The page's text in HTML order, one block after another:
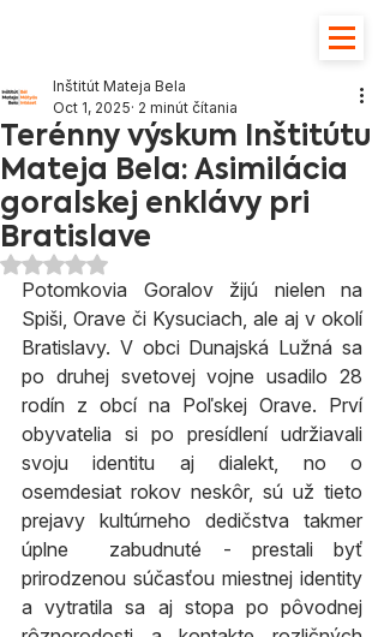
Terénny výskum Inštitútu
Mateja Bela: Asimilácia
goralskej enklávy pri
Bratislave
Inštitút Mateja Bela
Oct 1, 2025 2 minút čítania
Hodnotenie NaN z 5 hviezdičiek.
Potomkovia Goralov žijú nielen na
Spiši, Orave či Kysuciach, ale aj v okolí
Bratislavy. V obci Dunajská Lužná sa
po druhej svetovej vojne usadilo 28
rodín z obcí na Poľskej Orave. Prví
obyvatelia si po presídlení udržiavali
svoju identitu aj dialekt, no o
osemdesiat rokov neskôr, sú už tieto
prejavy kultúrneho dedičstva takmer
úplne  zabudnuté - prestali byť
prirodzenou súčasťou miestnej identity
a vytratila sa aj stopa po pôvodnej